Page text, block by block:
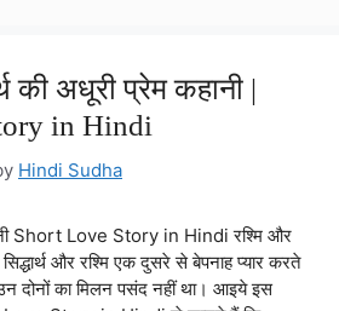
की अधूरी प्रेम कहानी |
in Hindi
Hindi Sudha
Short Love Story in Hindi रश्मि और
सिद्धार्थ और रश्मि एक दुसरे से बेपनाह प्यार करते
दोनों का मिलन पसंद नहीं था। आइये इस